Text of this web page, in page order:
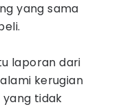
yang sama
laporan dari
kerugian
yang tidak